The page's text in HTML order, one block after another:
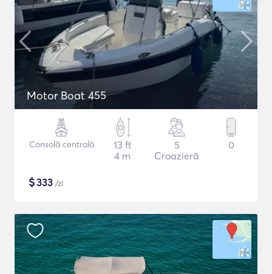
Motor Boat 455
Consolă centrală
13 ft
4 m
5
Croazieră
0
$333 /zi